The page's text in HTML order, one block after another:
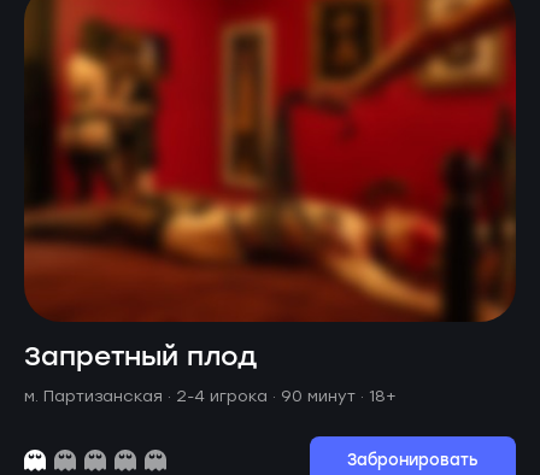
Запретный плод
м. Партизанская · 2-4 игрока · 90 минут · 18+
Забронировать